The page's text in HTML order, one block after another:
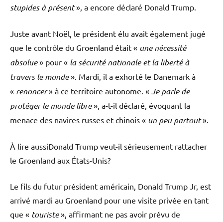
stupides à présent», a encore déclaré Donald Trump.
Juste avant Noël, le président élu avait également jugé
que le contrôle du Groenland était « une nécessité
absolue» pour « la sécurité nationale et la liberté à
travers le monde». Mardi, il a exhorté le Danemark à
« renoncer» à ce territoire autonome. « Je parle de
protéger le monde libre», a-t-il déclaré, évoquant la
menace des navires russes et chinois « un peu partout».
À lire aussiDonald Trump veut-il sérieusement rattacher
le Groenland aux États-Unis?
Le fils du futur président américain, Donald Trump Jr, est
arrivé mardi au Groenland pour une visite privée en tant
que « touriste», affirmant ne pas avoir prévu de